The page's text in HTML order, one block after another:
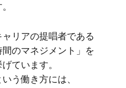
リアの​提唱者である​
間の​マネジメント」を​
ています。​
う​働き方には、​